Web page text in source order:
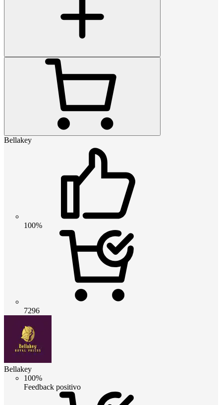
Bellakey
100%
7296
Bellakey
100%
Feedback positivo